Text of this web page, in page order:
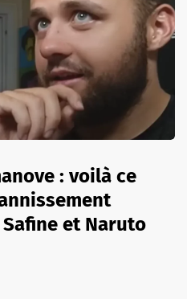
: voilà ce
et Naruto